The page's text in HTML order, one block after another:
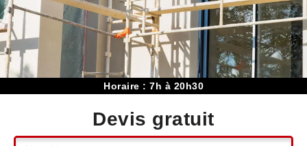
Horaire : 7h à 20h30
Devis gratuit